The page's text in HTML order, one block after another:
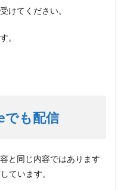
けてください。
。
でも配信
と同じ内容ではあります
ています。